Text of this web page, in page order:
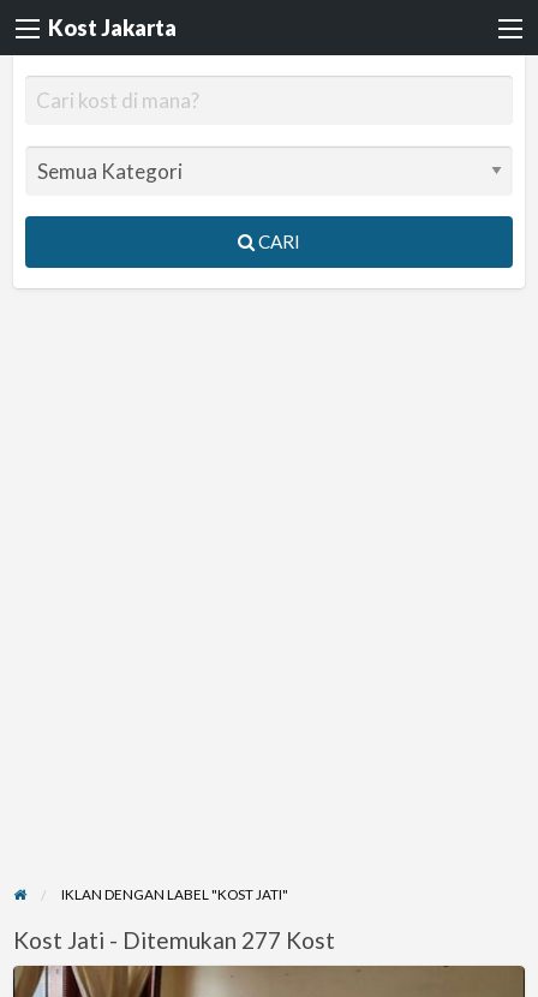
Kost Jakarta
CARI
IKLAN DENGAN LABEL "KOST JATI"
Kost Jati - Ditemukan 277 Kost